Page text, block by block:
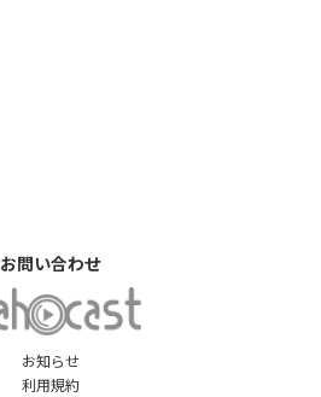
お知らせ
利用規約
お問い合わせ